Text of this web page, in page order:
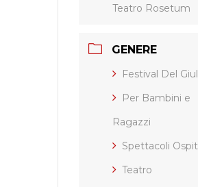
Teatro Rosetum
GENERE
Festival Del
Per Bambini e
Ragazzi
Spettacoli
Teatro